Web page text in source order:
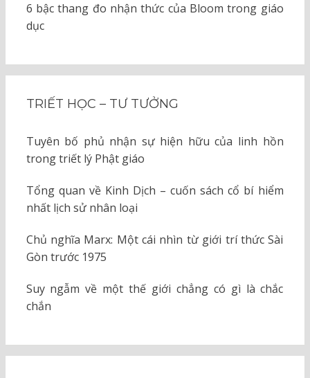
6 bậc thang đo nhận thức của Bloom trong giáo
dục
TRIẾT HỌC – TƯ TƯỞNG
Tuyên bố phủ nhận sự hiện hữu của linh hồn
trong triết lý Phật giáo
Tổng quan về Kinh Dịch – cuốn sách cổ bí hiểm
nhất lịch sử nhân loại
Chủ nghĩa Marx: Một cái nhìn từ giới trí thức Sài
Gòn trước 1975
Suy ngẫm về một thế giới chẳng có gì là chắc
chắn